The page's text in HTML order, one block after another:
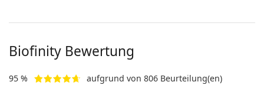
Biofinity Bewertung
95 % aufgrund von 806 Beurteilung(en)